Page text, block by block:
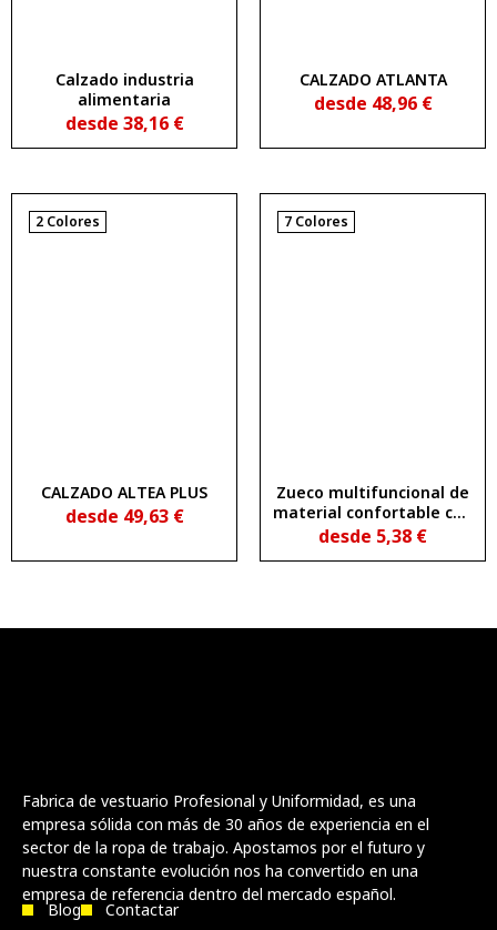
Calzado industria
alimentaria
desde 38,16 €
CALZADO ATLANTA
desde 48,96 €
2 Colores
CALZADO ALTEA PLUS
desde 49,63 €
7 Colores
Zueco multifuncional de
material confortable con
agujeros de ventilación y
tira de sujeción de doble
desde 5,38 €
Fabrica de vestuario Profesional y Uniformidad, es una
empresa sólida con más de 30 años de experiencia en el
sector de la ropa de trabajo. Apostamos por el futuro y
nuestra constante evolución nos ha convertido en una
empresa de referencia dentro del mercado español.
Blog Contactar